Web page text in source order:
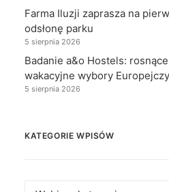
Farma Iluzji zaprasza na
odsłonę parku
5 sierpnia 2026
Badanie a&o Hostels:
wakacyjne wybory
5 sierpnia 2026
KATEGORIE WPISÓW
Kategorie